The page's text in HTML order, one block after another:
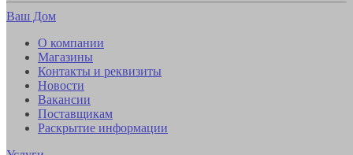
Ваш Дом
О компании
Магазины
Контакты и реквизиты
Новости
Вакансии
Поставщикам
Раскрытие информации